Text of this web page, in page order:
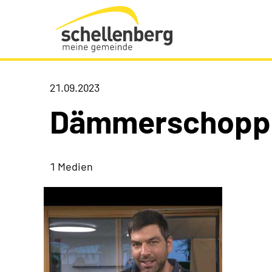
Gemeinde Schellenberg Startseite
21.09.2023
1 Medien